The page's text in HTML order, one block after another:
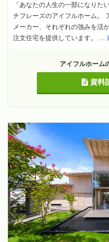
「あなたの人生の一部になりた
チフレーズのアイフルホーム。
メーカー、それぞれの強みを活
注文住宅を提供しています。 ...
アイフルホーム
資料